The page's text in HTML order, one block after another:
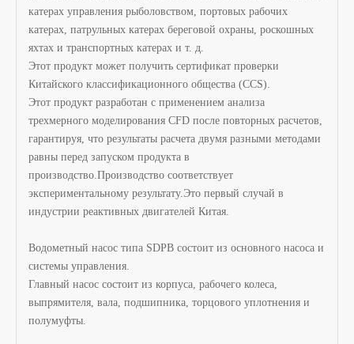
катерах управления рыболовством, портовых рабочих
катерах, патрульных катерах береговой охраны, роскошных
яхтах и ​​транспортных катерах и т. д.
Этот продукт может получить сертификат проверки
Китайского классификационного общества (CCS).
Этот продукт разработан с применением анализа
трехмерного моделирования CFD после повторных расчетов,
гарантируя, что результаты расчета двумя разными методами
равны перед запуском продукта в
производство.Производство соответствует
экспериментальному результату.Это первый случай в
индустрии реактивных двигателей Китая.
Водометный насос типа SDPB состоит из основного насоса и
системы управления.
Главный насос состоит из корпуса, рабочего колеса,
выпрямителя, вала, подшипника, торцового уплотнения и
полумуфты.